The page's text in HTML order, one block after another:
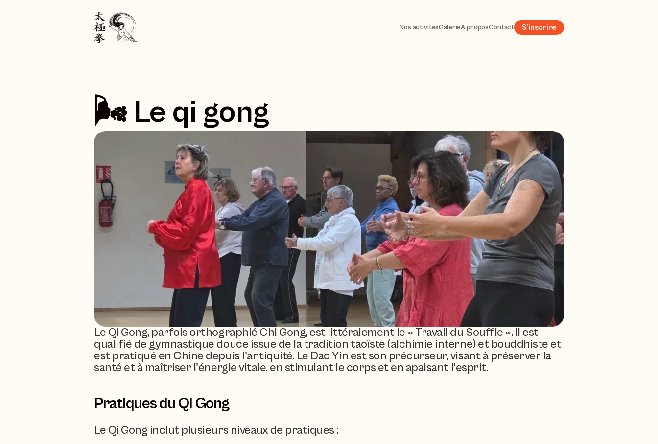
Nos activitésGalerieÀ proposContact S’inscrire
🌬️ Le qi gong
Le Qi Gong, parfois orthographié Chi Gong, est littéralement le « Travail du Souffle ». Il est
qualifié de gymnastique douce issue de la tradition taoïste (alchimie interne) et bouddhiste et
est pratiqué en Chine depuis l'antiquité. Le Dao Yin est son précurseur, visant à préserver la
santé et à maîtriser l'énergie vitale, en stimulant le corps et en apaisant l'esprit.
Pratiques du Qi Gong
Le Qi Gong inclut plusieurs niveaux de pratiques :